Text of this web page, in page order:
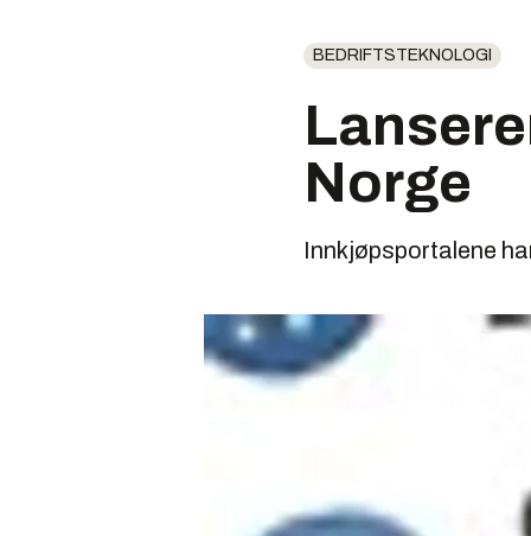
BEDRIFTSTEKNOLOGI
Norge
Innkjøpsportalene